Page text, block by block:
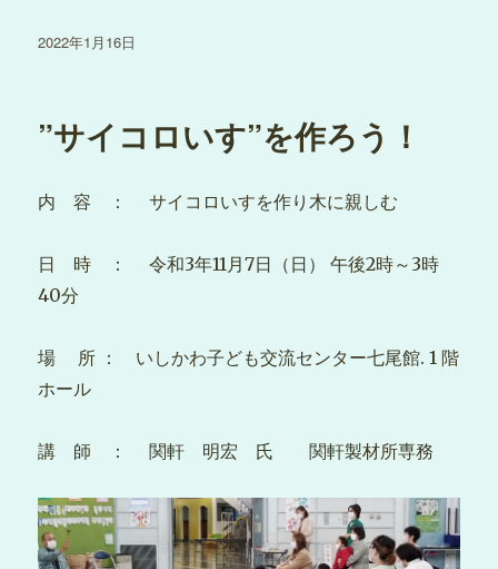
投
2022年1月16日
”サイコロいす”を作ろう！
内 容 ： サイコロいすを作り木に親しむ
日 時 ： 令和3年11月7日（日） 午後2時～3時
40分
場 所 ： いしかわ子ども交流センター七尾館. 1 階
ホール
講 師 ： 関軒 明宏 氏 関軒製材所専務